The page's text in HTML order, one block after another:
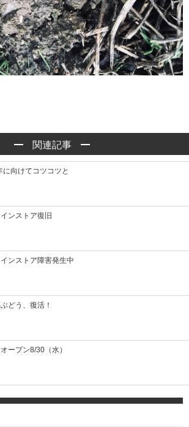
関連記事
に向けてコツコツと
ンストア復旧
ンストア障害発生中
どう、復活！
ープン8/30（水）